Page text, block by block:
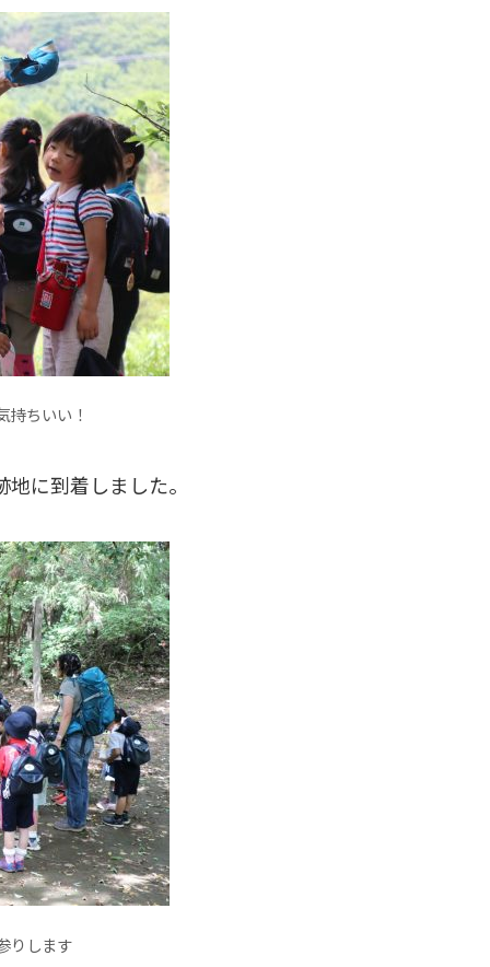
持ちいい！
に到着しました。
りします